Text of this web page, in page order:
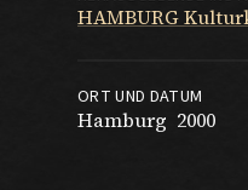
HAMBURG
ORT UND DATUM
Hamburg 2000